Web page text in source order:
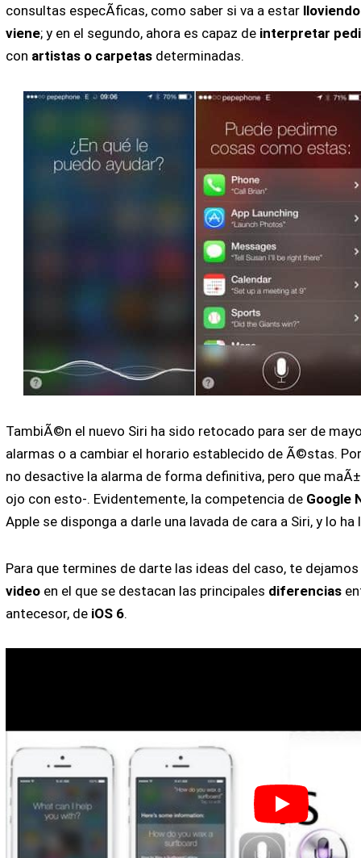
consultas especÃ­ficas, como saber si va a estar
viene; y en el segundo, ahora es capaz de interpretar
con artistas o carpetas determinadas.
TambiÃ©n el nuevo Siri ha sido retocado para ser de
alarmas o a cambiar el horario establecido de Ã©stas.
no desactive la alarma de forma definitiva, pero que
ojo con esto-. Evidentemente, la competencia de Google
Apple se disponga a darle una lavada de cara a Siri, y lo
Para que termines de darte las ideas del caso, te
video en el que se destacan las principales diferencias
antecesor, de iOS 6.